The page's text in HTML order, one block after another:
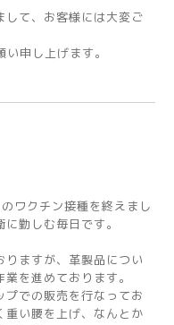
して、お客様には大変ご
申し上げます。
ワクチン接種を終えまし
勤しむ毎日です。
ますが、革製品につい
を進めております。
での販売を行なってお
重い腰を上げ、なんとか